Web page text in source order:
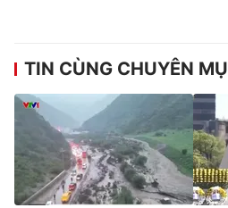
TIN CÙNG CHUYÊN